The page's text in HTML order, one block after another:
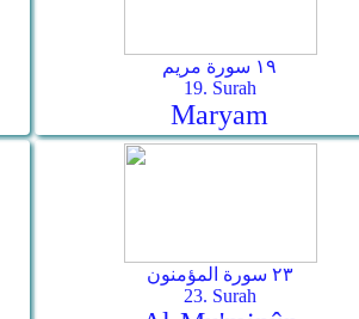
١٩ سورة مريم
19. Surah
Maryam
٢٣ سورة المؤمنون
23. Surah